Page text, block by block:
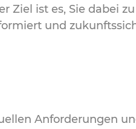
ist es, Sie dabei
und
Anforderungen